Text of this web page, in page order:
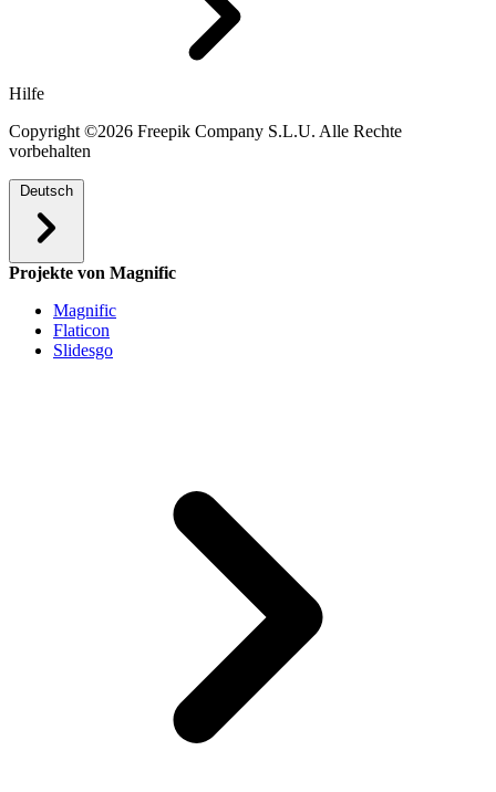
Hilfe
Copyright ©2026 Freepik Company S.L.U. Alle Rechte
vorbehalten
Deutsch
Projekte von Magnific
Magnific
Flaticon
Slidesgo